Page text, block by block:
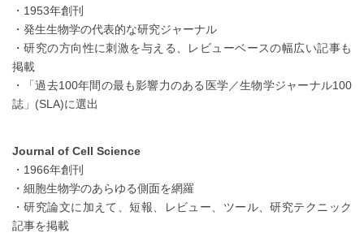
・1953年創刊
・発生生物学の代表的な研究ジャーナル
・研究の方向性に刺激を与える、レビューベースの幅広い記事も
掲載
・「過去100年間の最も影響力のある医学／生物学ジャーナル100
誌」(SLA)に選出
Journal of Cell Science
・1966年創刊
・細胞生物学のあらゆる側面を網羅
・研究論文に加えて、短報、レビュー、ツール、研究テクニック
記事を掲載